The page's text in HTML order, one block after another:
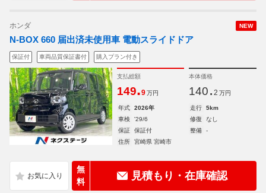
NEW
ホンダ
N-BOX 660 届出済未使用車 電動スライドドア
保証付 車両品質保証書付 購入プラン付き
支払総額
149.9 万円
本体価格
140. 2 万円
年式 2026年 走行
5km
車検
'29/6 修復
なし
保証
保証付 整備
-
住所
宮崎県 宮崎市
無
料
見積もり・在庫確認